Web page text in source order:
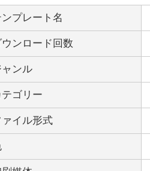
ンプレート名
ウンロード回数
ャンル
テゴリー
ァイル形式